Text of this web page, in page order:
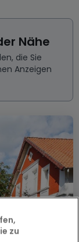
Nähe
die Sie
Anzeigen
zu